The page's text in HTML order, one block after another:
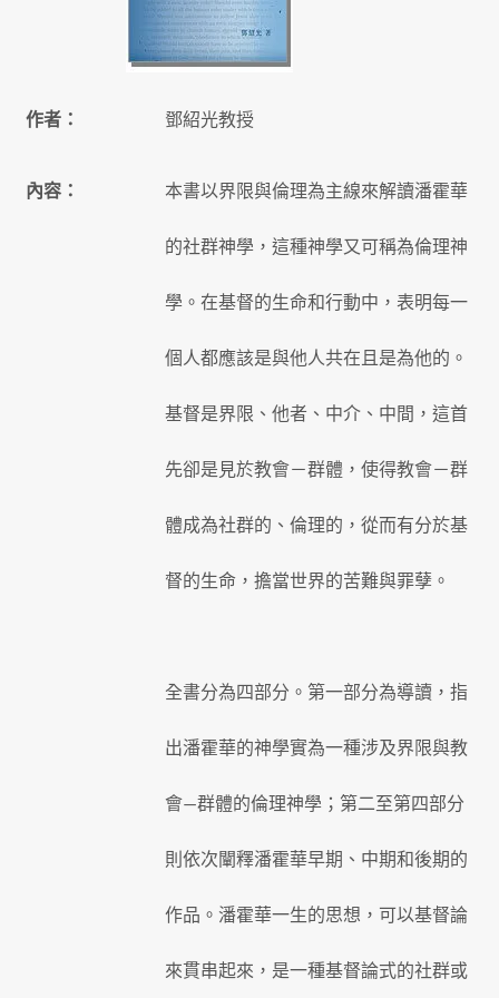
作者： 鄧紹光教授
內容： 本書以界限與倫理為主線來解讀潘霍華
的社群神學，這種神學又可稱為倫理神
學。在基督的生命和行動中，表明每一
個人都應該是與他人共在且是為他的。
基督是界限、他者、中介、中間，這首
先卻是見於教會－群體，使得教會－群
體成為社群的、倫理的，從而有分於基
督的生命，擔當世界的苦難與罪孽。
全書分為四部分。第一部分為導讀，指
出潘霍華的神學實為一種涉及界限與教
會—群體的倫理神學；第二至第四部分
則依次闡釋潘霍華早期、中期和後期的
作品。潘霍華一生的思想，可以基督論
來貫串起來，是一種基督論式的社群或